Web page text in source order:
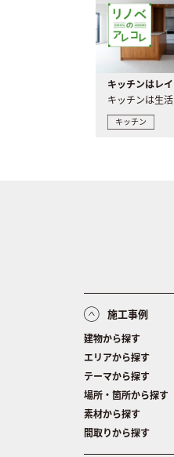
キッチン
施工事例
建物から探す
エリアから探す
テーマから探す
場所・箇所から探す
素材から探す
間取りから探す